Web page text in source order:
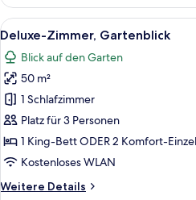
Alle
Fotos
für
Deluxe-
Zimmer,
Gartenblick
anzeigen
9
Deluxe-Zimmer, Gartenblick
Blick auf den Garten
50 m²
1 Schlafzimmer
Platz für 3 Personen
1 King-Bett ODER 2 Komfort-
Kostenloses WLAN
Weitere Details
Weitere